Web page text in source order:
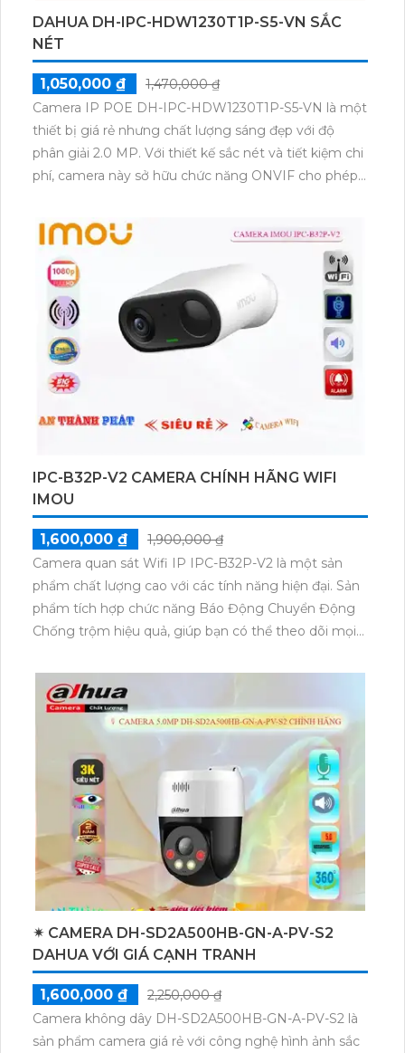
DAHUA DH-IPC-HDW1230T1P-S5-VN SẮC
NÉT
1,050,000 ₫
1,470,000 ₫
Camera IP POE DH-IPC-HDW1230T1P-S5-VN là một
thiết bị giá rẻ nhưng chất lượng sáng đẹp với độ
phân giải 2.0 MP. Với thiết kế sắc nét và tiết kiệm chi
phí, camera này sở hữu chức năng ONVIF cho phép
hồng ngoại lên đến 30m. Đây là lựa chọn phù hợp
cho việc giám sát cửa hàng, gia đình và căn hộ. Với
công nghệ Dome Plastic và tích hợp IP POE, việc
nâng cấp hệ thống camera dễ dàng hơn bao giờ hết.
Ngoài ra, camera còn có chức năng thu hình chất
lượng và vượt trội.
IPC-B32P-V2 CAMERA CHÍNH HÃNG WIFI
IMOU
1,600,000 ₫
1,900,000 ₫
Camera quan sát Wifi IP IPC-B32P-V2 là một sản
phẩm chất lượng cao với các tính năng hiện đại. Sản
phẩm tích hợp chức năng Báo Động Chuyển Động
Chống trộm hiệu quả, giúp bạn có thể theo dõi mọi
Với công nghệ Hồng Ngoại Smart IR siêu tiết kiệm
băng thông H.265/H.264+/H.264, camera cho phép
bạn xem hình ảnh chất lượng cao mà không tốn
nhiều băng thông internet. Đặc biệt, công nghệ
Hồng Ngoại Smart IR thông minh trung thực CMOS
giúp camera thu hình ảnh màu đẹp hơn khi ánh sáng
thiếu sáng.
✴ CAMERA DH-SD2A500HB-GN-A-PV-S2
DAHUA VỚI GIÁ CẠNH TRANH
1,600,000 ₫
2,250,000 ₫
Camera không dây DH-SD2A500HB-GN-A-PV-S2 là
sản phẩm camera giá rẻ với công nghệ hình ảnh sắc